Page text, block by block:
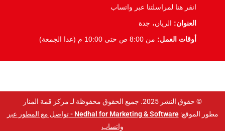
انقر هنا لمراسلتنا عبر واتساب
العنوان: الريان، جدة
أوقات العمل: من 8:00 ص حتى 10:00 م (عدا الجمعة)
© حقوق النشر 2025. جميع الحقوق محفوظة لـ مركز قمة المنار
مطور الموقع:Nedhal for Marketing & Software -
تواصل مع المطور عبر
واتساب